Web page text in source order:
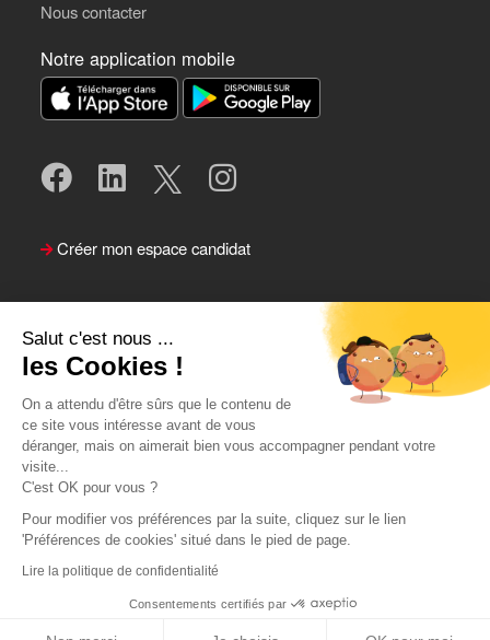
Salut c'est nous ...
les Cookies !
On a attendu d'être sûrs que le contenu de
ce site vous intéresse avant de vous
déranger, mais on aimerait bien vous accompagner pendant votre
visite...
C'est OK pour vous ?
Pour modifier vos préférences par la suite, cliquez sur le lien
'Préférences de cookies' situé dans le pied de page.
Lire la politique de confidentialité
Consentements certifiés par
Nous contacter
Notre application mobile
Créer mon espace candidat